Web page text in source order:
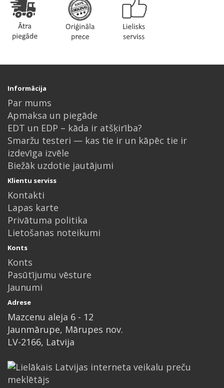
Informācija
Par mums
Apmaksa un piegāde
EDT un EDP – kāda ir atšķirība?
Smaržu testeri — kas tie ir un kāpēc tie ir
izdevīga izvēle
Biežāk uzdotie jautājumi
Klientu serviss
Kontakti
Lapas karte
Privātuma politika
Lietošanas noteikumi
Konts
Konts
Pasūtījumu vēsture
Jaunumi
Adrese
Mazcenu aleja 6 - 12
Jaunmārupe, Mārupes nov.
LV-2166, Latvija